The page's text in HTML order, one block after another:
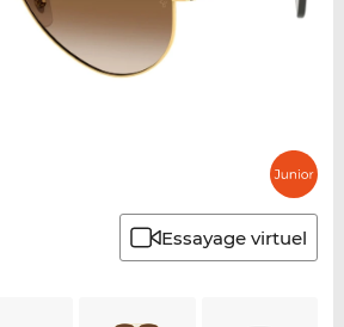
Essayage virtuel